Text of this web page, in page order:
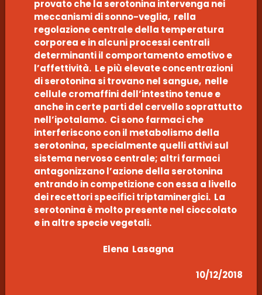
provato che la serotonina intervenga nei
meccanismi di sonno-veglia, rella
regolazione centrale della temperatura
corporea e in alcuni processi centrali
determinanti il comportamento emotivo e
l’affettività. Le più elevate concentrazioni
di serotonina si trovano nel sangue, nelle
cellule cromaffini dell’intestino tenue e
anche in certe parti del cervello soprattutto
nell’ipotalamo. Ci sono farmaci che
interferiscono con il metabolismo della
serotonina, specialmente quelli attivi sul
sistema nervoso centrale; altri farmaci
antagonizzano l’azione della serotonina
entrando in competizione con essa a livello
dei recettori specifici triptaminergici. La
serotonina è molto presente nel cioccolato
e in altre specie vegetali.
Elena Lasagna
10/12/2018